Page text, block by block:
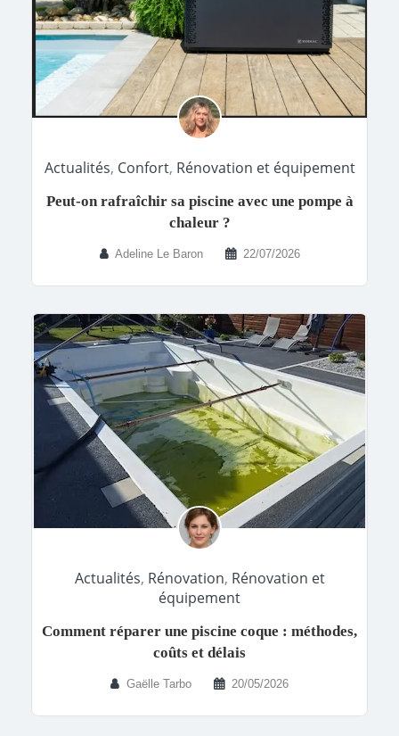
Actualités, Confort, Rénovation et équipement
Peut-on rafraîchir sa piscine avec une pompe à
chaleur ?
Adeline Le Baron 22/07/2026
Actualités, Rénovation, Rénovation et
équipement
Comment réparer une piscine coque : méthodes,
coûts et délais
Gaëlle Tarbo 20/05/2026